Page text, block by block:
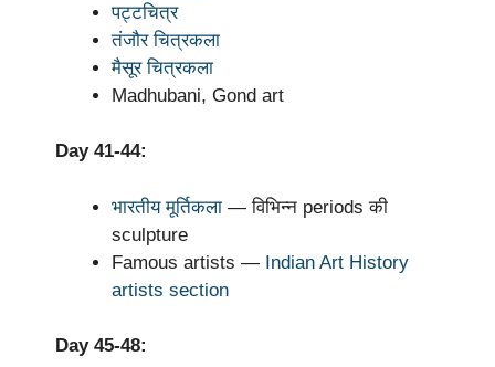
पट्टचित्र
तंजौर चित्रकला
मैसूर चित्रकला
Madhubani, Gond art
Day 41-44:
भारतीय मूर्तिकला — विभिन्न periods की
sculpture
Famous artists — Indian Art History
artists section
Day 45-48: